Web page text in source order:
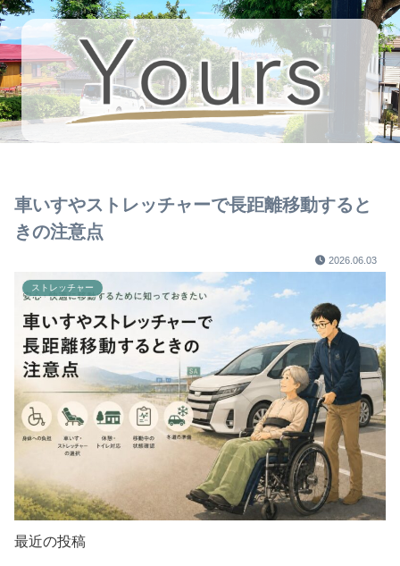
車いすやストレッチャーで長距離移動すると
きの注意点
2026.06.03
ストレッチャー
最近の投稿